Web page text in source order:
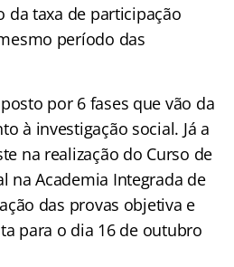
da taxa de participação
período das
por 6 fases que vão da
à investigação social. Já a
na realização do Curso de
na Academia Integrada de
das provas objetiva e
para o dia 16 de outubro